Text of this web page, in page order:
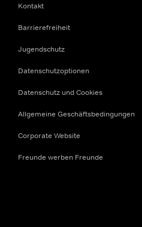
Kontakt
Barrierefreiheit
Jugendschutz
Datenschutzoptionen
Datenschutz und Cookies
Allgemeine Geschäftsbedingungen
Corporate Website
Freunde werben Freunde